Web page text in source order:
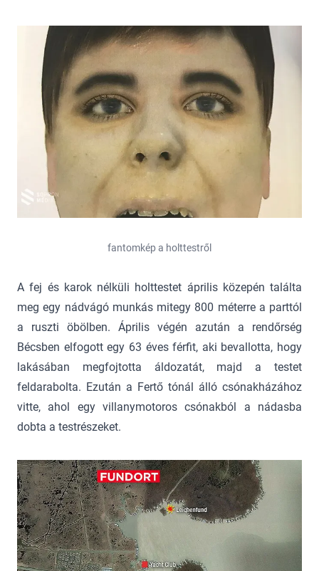
fantomkép a holttestről
A fej és karok nélküli holttestet április közepén találta
meg egy nádvágó munkás mitegy 800 méterre a parttól
a ruszti öbölben. Április végén azután a rendőrség
Bécsben elfogott egy 63 éves férfit, aki bevallotta, hogy
lakásában megfojtotta áldozatát, majd a testet
feldarabolta. Ezután a Fertő tónál álló csónakházához
vitte, ahol egy villanymotoros csónakból a nádasba
dobta a testrészeket.